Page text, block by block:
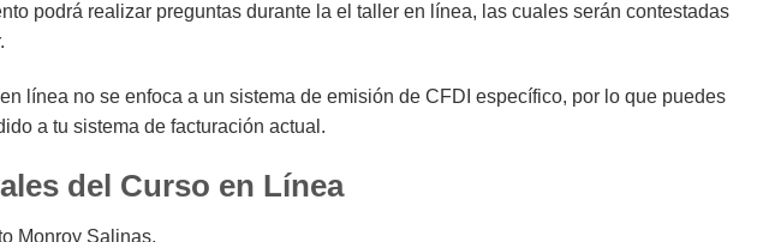
podrá realizar preguntas durante la el taller en línea, las cuales serán contestadas
línea no se enfoca a un sistema de emisión de CFDI específico, por lo que puedes
a tu sistema de facturación actual.
del Curso en Línea
Monroy Salinas.